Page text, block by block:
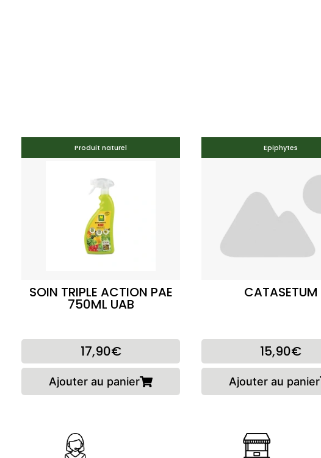
Produit naturel
SOIN TRIPLE ACTION PAE
750ML UAB
17,90€
Ajouter au panier
Epiphytes
CATASETUM
15,90€
Ajouter au panier